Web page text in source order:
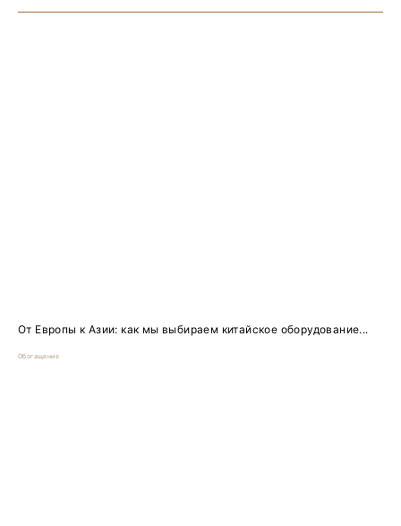
От Европы к Азии: как мы выбираем китайское оборудование...
Обогащение